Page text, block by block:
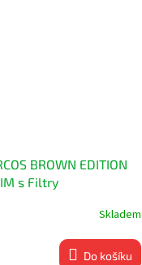
BROWN EDITION
s Filtry
Skladem
Do košíku